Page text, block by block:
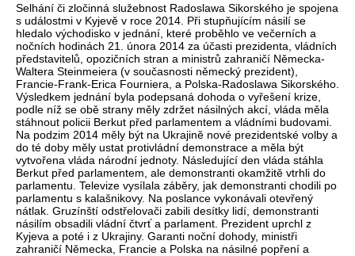
Selhání či zločinná služebnost Radoslawa Sikorského je spojena
s událostmi v Kyjevě v roce 2014. Při stupňujícím násilí se
hledalo východisko v jednání, které proběhlo ve večerních a
nočních hodinách 21. února 2014 za účasti prezidenta, vládních
představitelů, opozičních stran a ministrů zahraničí Německa-
Waltera Steinmeiera (v současnosti německý prezident),
Francie-Frank-Erica Fourniera, a Polska-Radoslawa Sikorského.
Výsledkem jednání byla podepsaná dohoda o vyřešení krize,
podle níž se obě strany měly zdržet násilných akcí, vláda měla
stáhnout policii Berkut před parlamentem a vládními budovami.
Na podzim 2014 měly být na Ukrajině nové prezidentské volby a
do té doby měly ustat protivládní demonstrace a měla být
vytvořena vláda národní jednoty. Následující den vláda stáhla
Berkut před parlamentem, ale demonstranti okamžitě vtrhli do
parlamentu. Televize vysílala záběry, jak demonstranti chodili po
parlamentu s kalašnikovy. Na poslance vykonávali otevřený
nátlak. Gruzínští odstřelovači zabili desítky lidí, demonstranti
násilím obsadili vládní čtvrť a parlament. Prezident uprchl z
Kyjeva a poté i z Ukrajiny. Garanti noční dohody, ministři
zahraničí Německa, Francie a Polska na násilné popření a